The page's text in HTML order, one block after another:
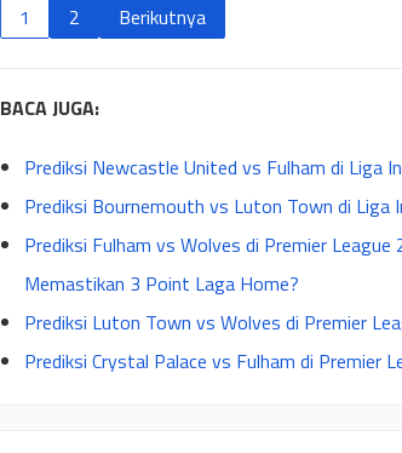
1
2 Berikutnya
BACA JUGA:
Prediksi Newcastle United vs Fulham di Liga
Prediksi Bournemouth vs Luton Town di Liga
Prediksi Fulham vs Wolves di Premier League
Memastikan 3 Point Laga Home?
Prediksi Luton Town vs Wolves di Premier
Prediksi Crystal Palace vs Fulham di Premier